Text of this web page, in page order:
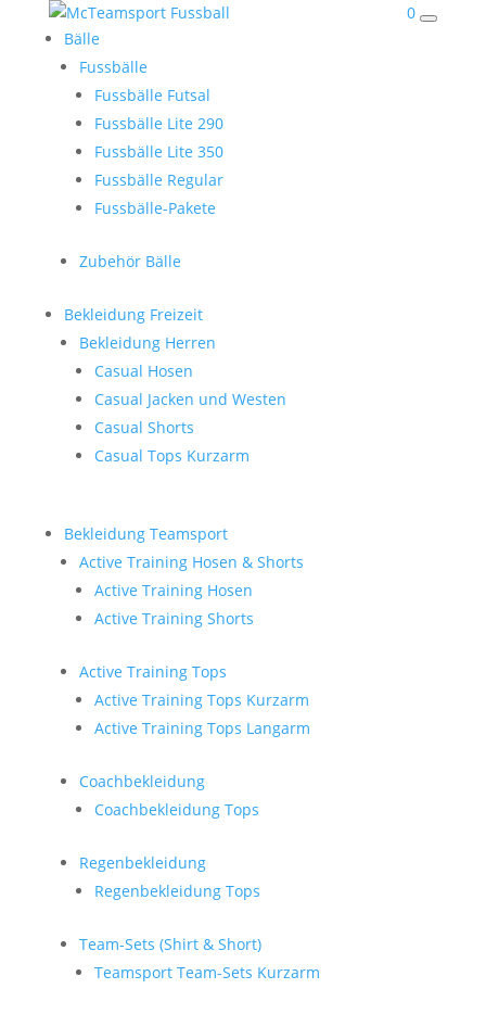
0
Bälle
Fussbälle
Fussbälle Futsal
Fussbälle Lite 290
Fussbälle Lite 350
Fussbälle Regular
Fussbälle-Pakete
Zubehör Bälle
Bekleidung Freizeit
Bekleidung Herren
Casual Hosen
Casual Jacken und Westen
Casual Shorts
Casual Tops Kurzarm
Bekleidung Teamsport
Active Training Hosen & Shorts
Active Training Hosen
Active Training Shorts
Active Training Tops
Active Training Tops Kurzarm
Active Training Tops Langarm
Coachbekleidung
Coachbekleidung Tops
Regenbekleidung
Regenbekleidung Tops
Team-Sets (Shirt & Short)
Teamsport Team-Sets Kurzarm